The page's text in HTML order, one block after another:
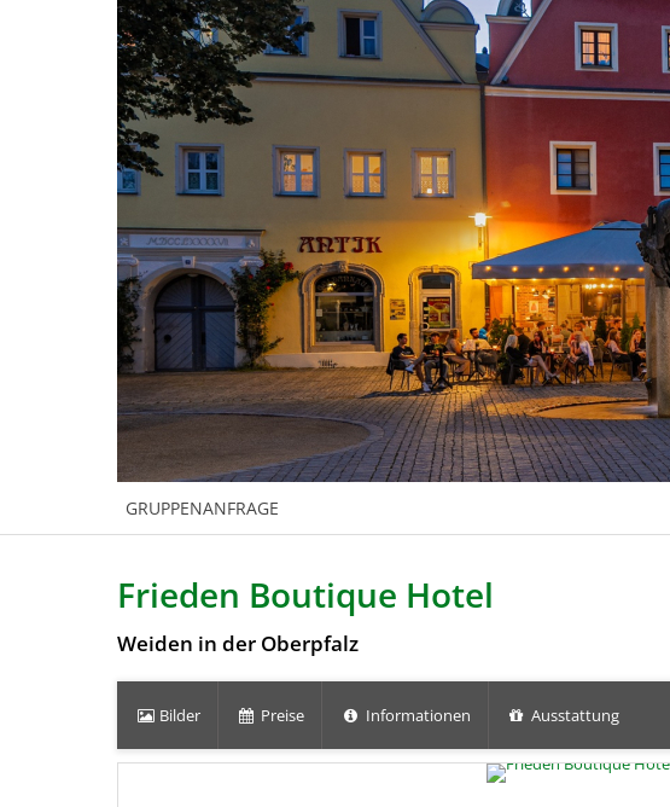
GRUPPENANFRAGE
Frieden Boutique Hotel
Weiden in der Oberpfalz
Bilder Preise Informationen Ausstattung